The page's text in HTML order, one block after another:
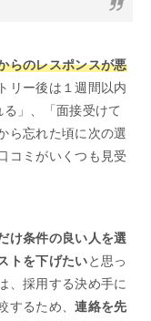
らのレスポンスが悪
リー後は１週間以内
」、「面接受けて
ら忘れた頃に次の選
コミがいくつも見受
け条件の良い人を選
トを下げたいと思っ
、採用する決め手に
するため、連絡を先